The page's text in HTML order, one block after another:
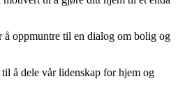
å oppmuntre til en dialog om bolig og
å dele vår lidenskap for hjem og